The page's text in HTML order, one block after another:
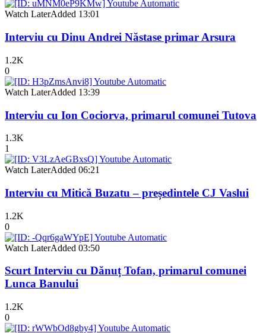
Watch LaterAdded 13:01
Interviu cu Dinu Andrei Năstase primar Arsura
1.2K
0
Watch LaterAdded 13:39
Interviu cu Ion Cociorva, primarul comunei Tutova
1.3K
1
Watch LaterAdded 06:21
Interviu cu Mitică Buzatu – președintele CJ Vaslui
1.2K
0
Watch LaterAdded 03:50
Scurt Interviu cu Dănuț Tofan, primarul comunei
Lunca Banului
1.2K
0